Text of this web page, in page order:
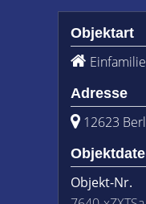
Objektart
Adresse
12623
Objekt-Nr.